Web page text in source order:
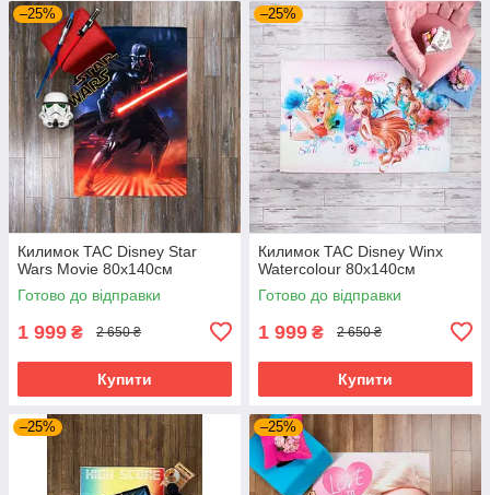
–25%
Килимок TAC Disney Star
Wars Movie 80х140см
Готово до відправки
1 999 ₴ 2 650 ₴
Купити
–25%
Килимок TAC Disney Winx
Watercolour 80х140см
Готово до відправки
1 999 ₴ 2 650 ₴
Купити
–25% –25%